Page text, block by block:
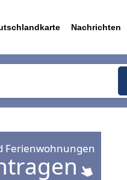
Nachrichten